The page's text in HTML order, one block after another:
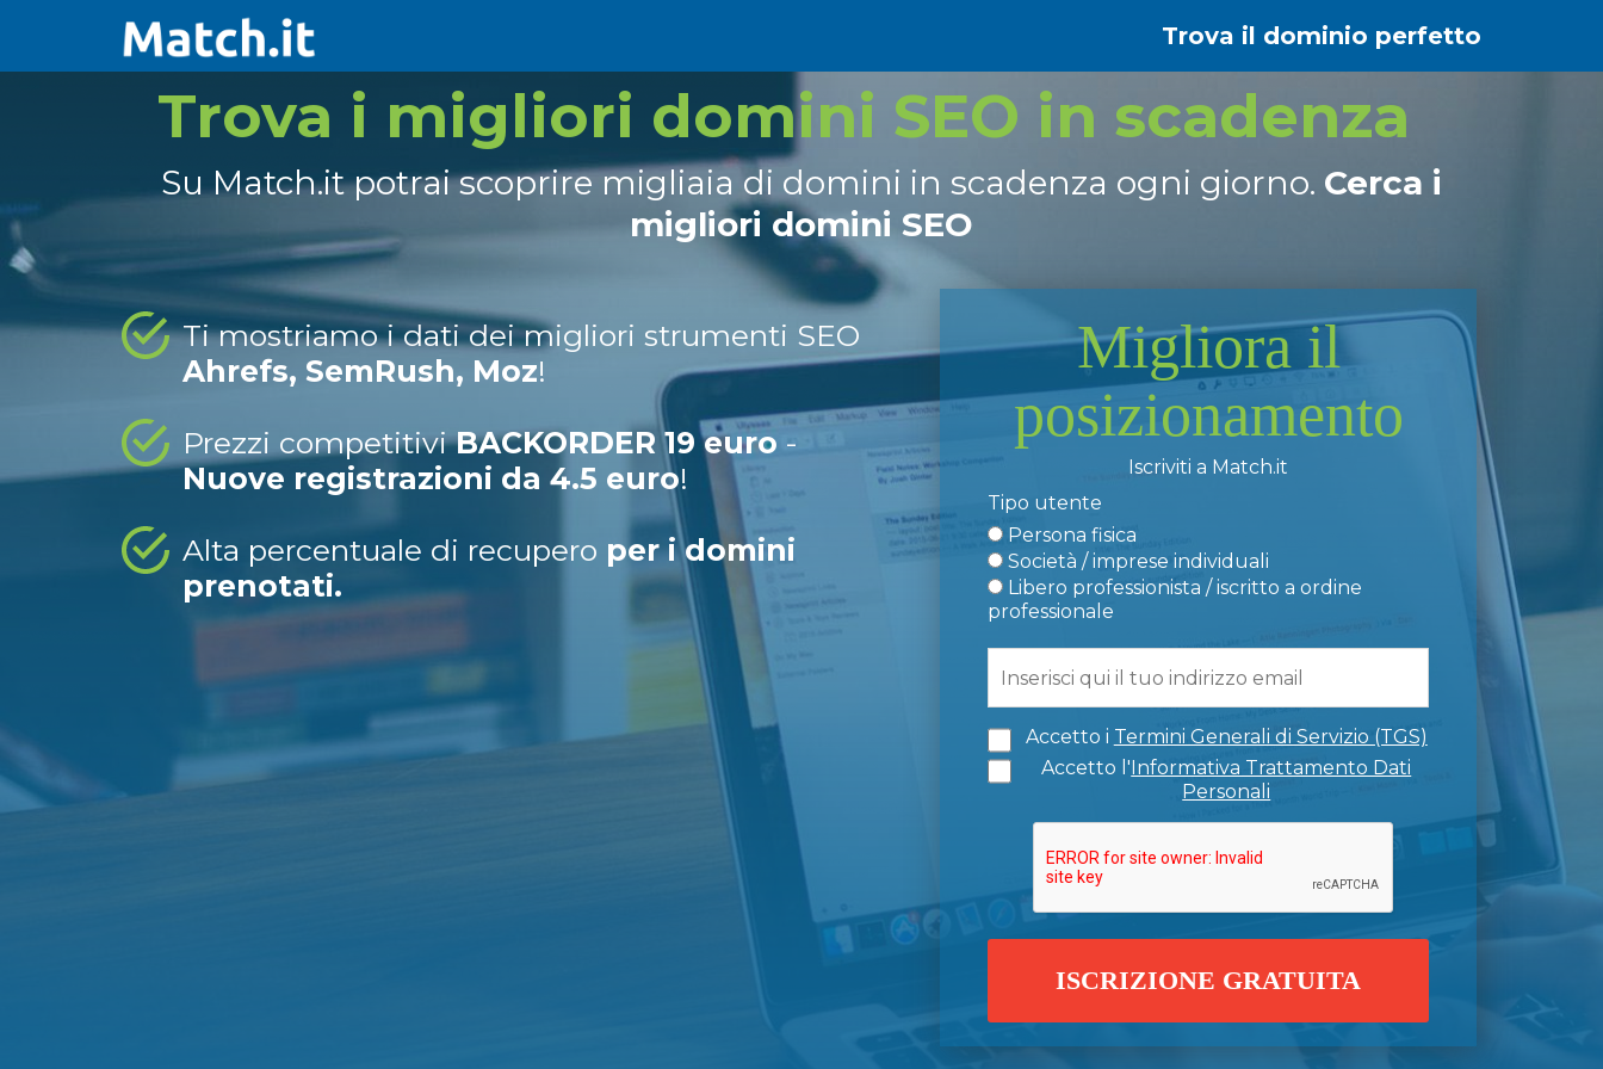
Trova il dominio perfetto
Trova i migliori domini SEO in scadenza
Su Match.it potrai scoprire migliaia di domini in scadenza ogni giorno. Cerca i
migliori domini SEO
Ti mostriamo i dati dei migliori strumenti SEO
Ahrefs, SemRush, Moz!
Prezzi competitiviBACKORDER 19 euro -
Nuove registrazioni da 4.5 euro!
Alta percentuale di recupero per i domini
prenotati.
Migliora il
posizionamento
Iscriviti a Match.it
Tipo utente
Persona fisica
Società / imprese individuali
Libero professionista / iscritto a ordine
professionale
Accetto i Termini Generali di Servizio (TGS)
Accetto l'Informativa Trattamento Dati
Personali